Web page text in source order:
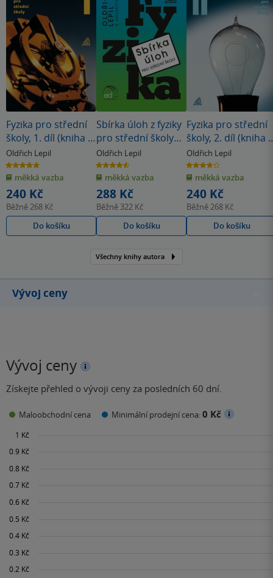
Fyzika pro střední
školy, 1. díl (kniha +
ED)
Oldřich Lepil
4.9
z
5
hvězdiček
měkká vazba
240 Kč
Běžně268 Kč
Do košíku
Sbírka úloh z fyziky
pro střední školy
(knížka + ED)
Oldřich Lepil
4.6
z
5
hvězdiček
měkká vazba
288 Kč
Běžně 322 Kč
Do košíku
Fyzika pro střední
školy, 2. díl (kniha +
ED)
Oldřich Lepil
3.7
z
5
hvězdiček
měkká vazba
240 Kč
Běžně268 Kč
Do košíku
Všechny knihy autora
Vývoj ceny
Vývoj ceny
Získejte přehled o vývoji ceny za posledních 60 dní.
Maloobchodní cena Minimální prodejní cena:0 Kč